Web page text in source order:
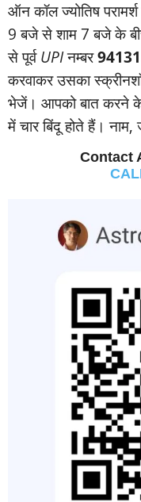
ऑन कॉल ज्‍योतिष
9 बजे से शाम 7 बजे के
से पूर्वUPIनम्‍बर
करवाकर उसका
भेजें। आपको बात करने के
में चार बिंदू होते हैं।
Contact